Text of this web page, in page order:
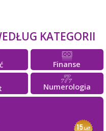
KATEGORII
Finanse
Numerologia